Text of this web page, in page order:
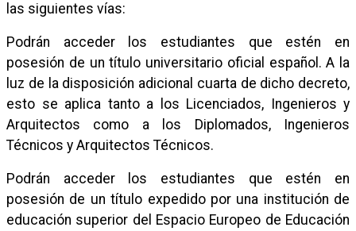
las siguientes vías:
Podrán acceder los estudiantes que estén en
posesión de un título universitario oficial español. A la
luz de la disposición adicional cuarta de dicho decreto,
esto se aplica tanto a los Licenciados, Ingenieros y
Arquitectos como a los Diplomados, Ingenieros
Técnicos y Arquitectos Técnicos.
Podrán acceder los estudiantes que estén en
posesión de un título expedido por una institución de
educación superior del Espacio Europeo de Educación